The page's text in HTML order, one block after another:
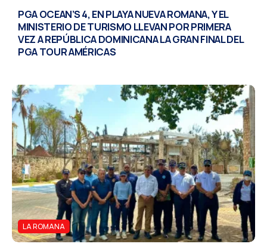
PGA OCEAN’S 4, EN PLAYA NUEVA ROMANA, Y EL
MINISTERIO DE TURISMO LLEVAN POR PRIMERA
VEZ A REPÚBLICA DOMINICANA LA GRAN FINAL DEL
PGA TOUR AMÉRICAS
LA ROMANA